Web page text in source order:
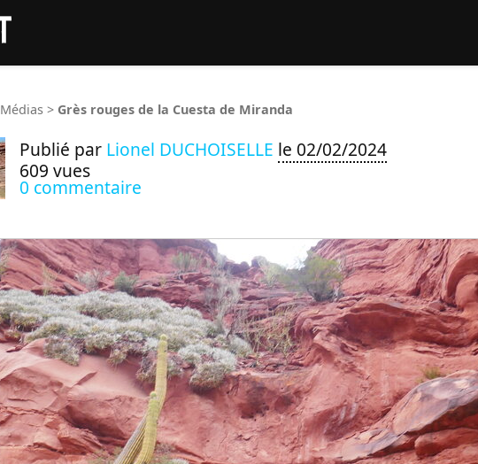
Médias > Grès rouges de la Cuesta de Miranda
Publié par Lionel DUCHOISELLE le 02/02/2024
609 vues
0 commentaire